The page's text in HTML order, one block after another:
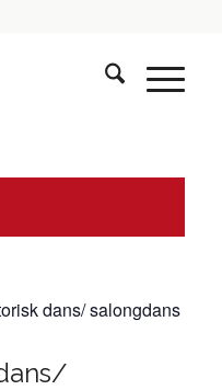
dans/ salongdans